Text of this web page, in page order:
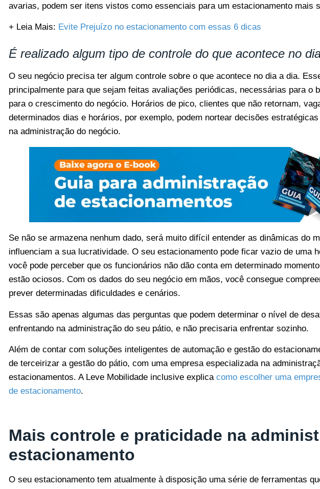
avarias, podem ser itens vistos como essenciais para um estacionamento mais
+ Leia Mais: Evite Prejuízo no estacionamento com essas 6 dicas
É realizado algum tipo de controle do que acontece no
O seu negócio precisa ter algum controle sobre o que acontece no dia a dia.
principalmente para que sejam feitas avaliações periódicas, necessárias para o
para o crescimento do negócio. Horários de pico, clientes que não retornam,
determinados dias e horários, por exemplo, podem nortear decisões
na administração do negócio.
Se não se armazena nenhum dado, será muito difícil entender as dinâmicas do
influenciam a sua lucratividade. O seu estacionamento pode ficar vazio de uma
você pode perceber que os funcionários não dão conta em determinado
estão ociosos. Com os dados do seu negócio em mãos, você consegue
prever determinadas dificuldades e cenários.
Essas são apenas algumas das perguntas que podem determinar o nível de
enfrentando na administração do seu pátio, e não precisaria enfrentar sozinho.
Além de contar com soluções inteligentes de automação e gestão do
de terceirizar a gestão do pátio, com uma empresa especializada na
estacionamentos. A Leve Mobilidade inclusive explica como escolher uma
de estacionamento.
Mais controle e praticidade na
estacionamento
O seu estacionamento tem atualmente à disposição uma série de ferramentas